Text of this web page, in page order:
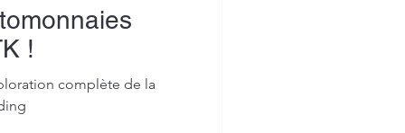
!
complète de la